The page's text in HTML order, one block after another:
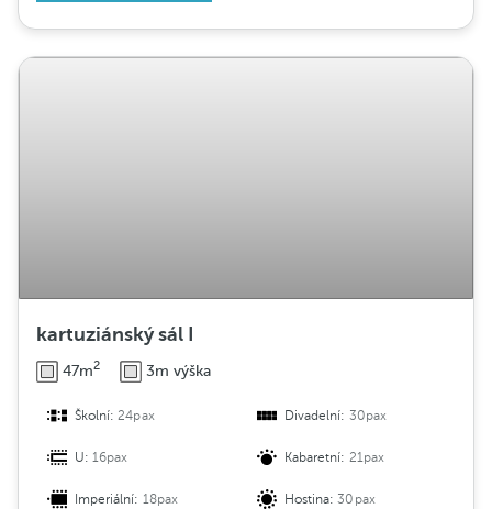
kartuziánský sál I
47m2 3m výška
Školní:24pax Divadelní: 30pax
U:16pax Kabaretní: 21pax
Imperiální: 18pax Hostina:30pax